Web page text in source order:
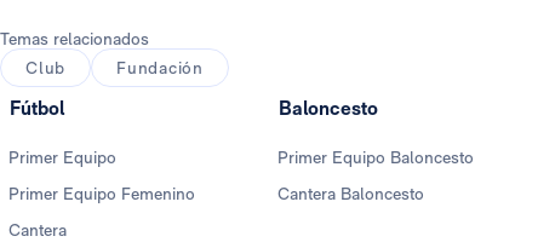
Temas relacionados
Club
Fundación
Fútbol
Primer Equipo
Primer Equipo Femenino
Cantera
Baloncesto
Primer Equipo Baloncesto
Cantera Baloncesto